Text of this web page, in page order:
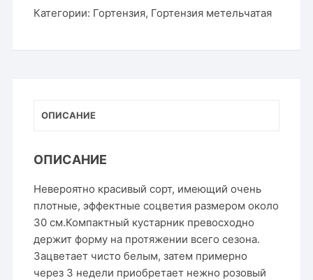
Саммер
Категории: Гортензия, Гортензия метельчатая
ОПИСАНИЕ
ОПИСАНИЕ
Невероятно красивый сорт, имеющий очень
плотные, эффектные соцветия размером около
30 см.Компактный кустарник превосходно
держит форму на протяжении всего сезона.
Зацветает чисто белым, затем примерно
через 3 недели приобретает нежно розовый